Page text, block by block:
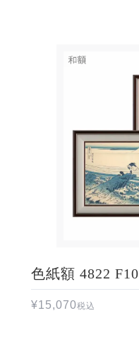
色紙額 4822 F10
¥15,070税込